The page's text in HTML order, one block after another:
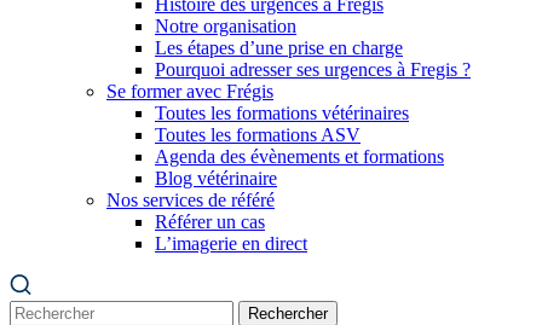
Histoire des urgences à Frégis
Notre organisation
Les étapes d’une prise en charge
Pourquoi adresser ses urgences à Fregis ?
Se former avec Frégis
Toutes les formations vétérinaires
Toutes les formations ASV
Agenda des évènements et formations
Blog vétérinaire
Nos services de référé
Référer un cas
L’imagerie en direct
Rechercher